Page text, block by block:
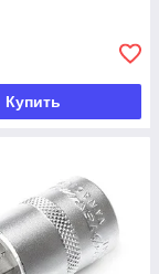
Купить